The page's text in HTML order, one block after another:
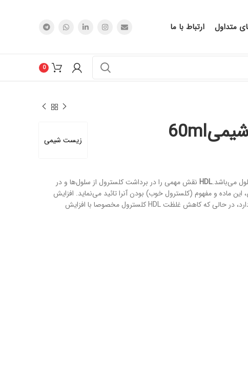
متداول ارتباط با ما
0
زیست شیمی
می‌باشد.HDL نقش مهمی را در برداشت کلسترول از سلول‌ها و در
این ماده و مفهوم (کلسترول خوب) بودن آنرا تائید می‌نماید. افزایش
غلظت HDL کلسترول اثر محافظتی در برابر بیماري هاي قلبی عروقی دارد، در حالی که کاهش غلظت HDL کلسترول مخصوصا با افزایش